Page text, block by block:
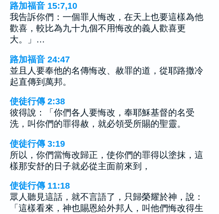
路加福音 15:7,10
我告訴你們：一個罪人悔改，在天上也要這樣為他
歡喜，較比為九十九個不用悔改的義人歡喜更
大。」…
路加福音 24:47
並且人要奉他的名傳悔改、赦罪的道，從耶路撒冷
起直傳到萬邦。
使徒行傳 2:38
彼得說：「你們各人要悔改，奉耶穌基督的名受
洗，叫你們的罪得赦，就必領受所賜的聖靈。
使徒行傳 3:19
所以，你們當悔改歸正，使你們的罪得以塗抹，這
樣那安舒的日子就必從主面前來到，
使徒行傳 11:18
眾人聽見這話，就不言語了，只歸榮耀於神，說：
「這樣看來，神也賜恩給外邦人，叫他們悔改得生